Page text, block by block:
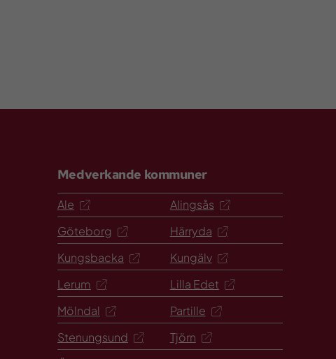
Medverkande kommuner
Ale
Alingsås
Göteborg
Härryda
Kungsbacka
Kungälv
Lerum
Lilla Edet
Mölndal
Partille
Stenungsund
Tjörn